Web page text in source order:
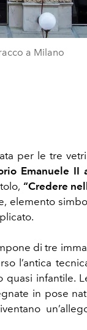
a Milano
per le tre
Emanuele II
“Credere
elemento
di tre
l’antica
infantile.
in pose